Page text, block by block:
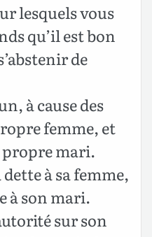
lesquels vous
qu’il est bon
de
à cause des
femme, et
propre mari.
à sa femme,
à son mari.
sur son